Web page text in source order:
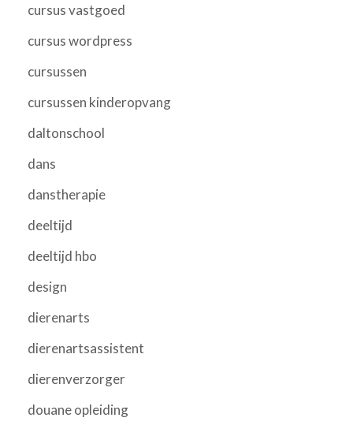
cursus vastgoed
cursus wordpress
cursussen
cursussen kinderopvang
daltonschool
dans
danstherapie
deeltijd
deeltijd hbo
design
dierenarts
dierenartsassistent
dierenverzorger
douane opleiding